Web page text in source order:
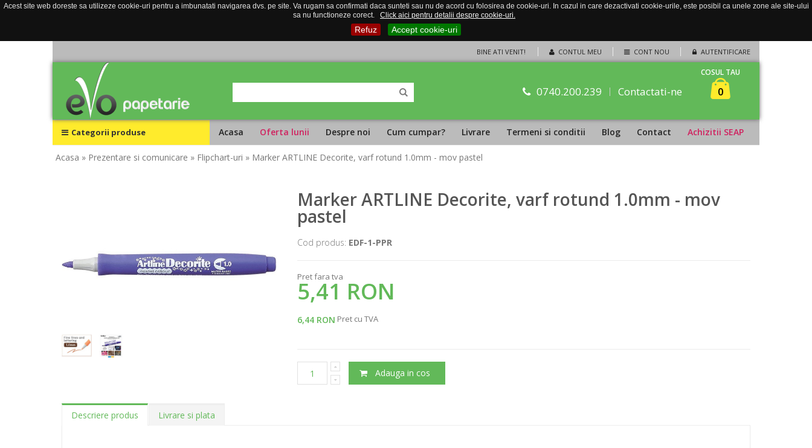
Acest site web doreste sa utilizeze cookie-uri pentru a imbunatati navigarea dvs. pe site. Va rugam sa confirmati daca sunteti sau nu de acord cu folosirea de cookie-uri. In cazul in care dezactivati cookie-urile, este posibil ca unele zone ale site-ului
sa nu functioneze corect.
Click aici pentru detalii despre cookie-uri.
Refuz Accept cookie-uri
CONTUL MEU CONT NOU AUTENTIFICARE
BINE ATI VENIT!
0740.200.239 Contactati-ne
COSUL TAU
0
Categorii produse Acasa Oferta lunii Despre noi Cum cumpar? Livrare Termeni si conditii Blog Contact Achizitii SEAP
Acasa » Prezentare si comunicare » Flipchart-uri » Marker ARTLINE Decorite, varf rotund 1.0mm - mov pastel
Marker ARTLINE Decorite, varf rotund 1.0mm - mov
pastel
Cod produs: EDF-1-PPR
Pret fara tva
5,41 RON
6,44 RON Pret cu TVA
Adauga in cos
Descriere produs Livrare si plata